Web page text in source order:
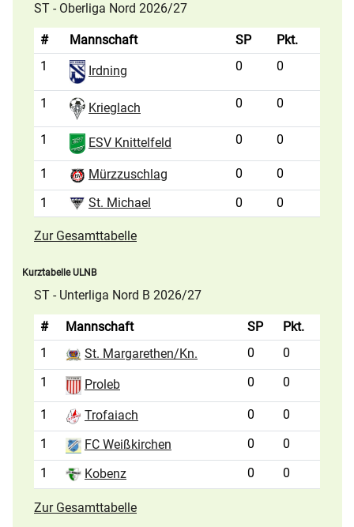
ST - Oberliga Nord 2026/27
# Mannschaft SP
Pkt.
1
Irdning 0 0
1 Krieglach 0 0
1 ESV Knittelfeld 0 0
1 Mürzzuschlag 0
0
1
St. Michael 0 0
Zur Gesamttabelle
Kurztabelle ULNB
ST - Unterliga Nord B 2026/27
# Mannschaft SP
Pkt.
1
St. Margarethen/Kn. 0
0
1
Proleb 0 0
1 Trofaiach 0
0
1
FC Weißkirchen 0
0
1
Kobenz 0 0
Zur Gesamttabelle